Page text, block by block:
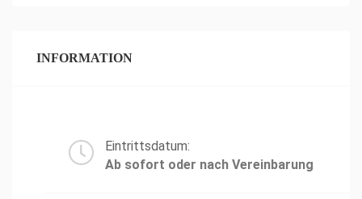
INFORMATION
Eintrittsdatum:
Ab sofort oder nach Vereinbarung